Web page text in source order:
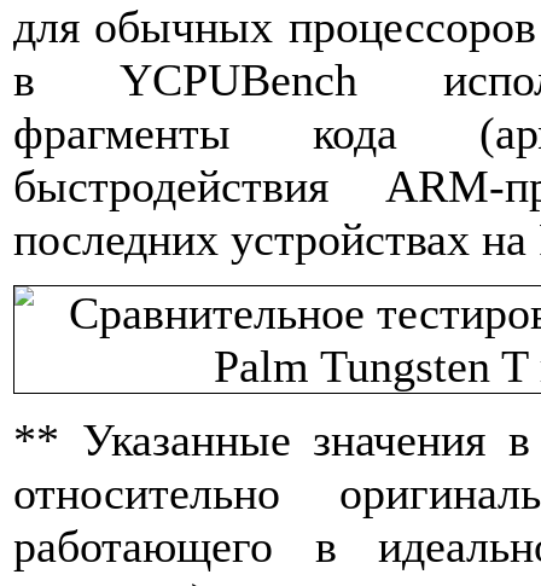
для обычных
в YCPUBench
фрагменты кода
быстродействия
последних устройствах
** Указанные значения
относительно
работающего в